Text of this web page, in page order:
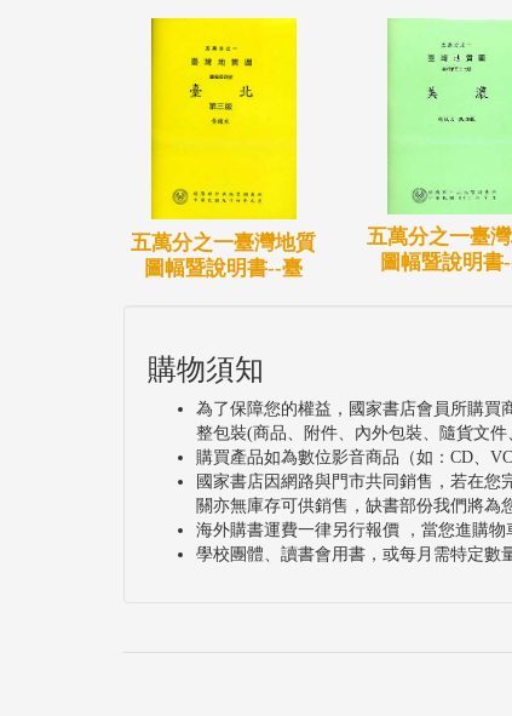
五萬分之一臺灣地質
圖幅暨說明書--臺
五萬分之一臺
圖幅暨說明書
購物須知
為了保障您的權益，國家書店會員所購買
整包裝(商品、附件、內外包裝、隨貨文件
購買產品如為數位影音商品（如：CD、
國家書店因網路與門市共同銷售，若在
關亦無庫存可供銷售，缺書部份我們將為
海外購書運費一律另行報價 ，當您進購
學校團體、讀書會用書，或每月需特定數